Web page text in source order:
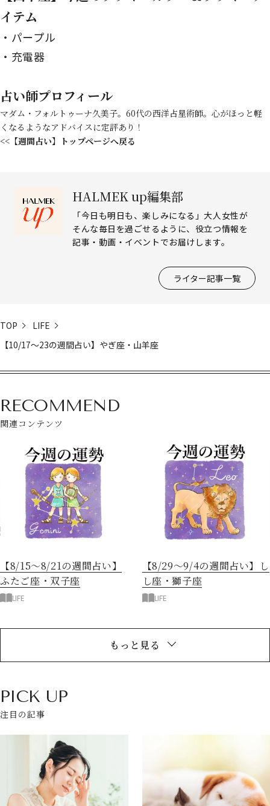
イテム
パープル
充電器
占い師プロフィール
マダム・フォルトゥーナ久美子。60代の西洋占星術師。心がほっと軽
くなるようなアドバイスに定評あり！
<<【週間占い】トップページへ戻る
HALMEK up編集部
「今日も明日も、楽しみになる」大人女性が
そんな毎日を過ごせるように、役立つ情報を
記事・動画・イベントでお届けします。
ライター記事一覧
TOP
LIFE
【10/17～23の週間占い】やぎ座・山羊座
RECOMMEND
関連コンテンツ
【8/15～8/21の週間占い】
ふたご座・双子座
LIFE
【8/29～9/4の週間占い】し
し座・獅子座
LIFE
もっと見る
PICK UP
注目の記事